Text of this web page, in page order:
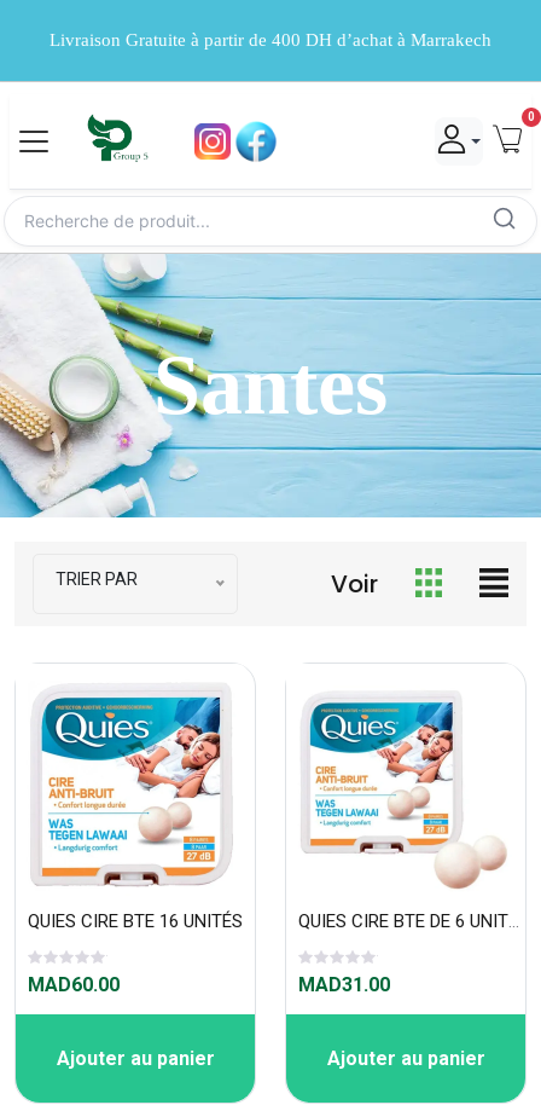
Livraison Gratuite à partir de 400 DH d’achat à Marrakech
0
Santes
TRIER PAR Voir
QUIES CIRE BTE 16 UNITÉS
MAD60.00
Ajouter au panier
QUIES CIRE BTE DE 6 UNITÉS
MAD31.00
Ajouter au panier